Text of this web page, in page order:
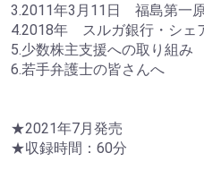
3.2011年3月11日 福島第一
4.2018年 スルガ銀行・シェ
5.少数株主支援への取り組み
6.若手弁護士の皆さんへ
★2021年7月発売
★収録時間：60分